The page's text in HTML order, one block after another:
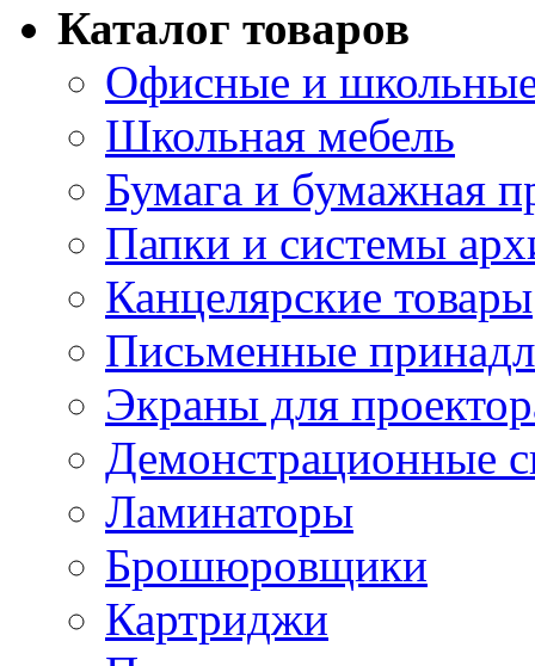
Каталог товаров
Офисные и
Школьная мебель
Бумага и бумажная
Папки и системы
Канцелярские товары
Письменные
Экраны для
Демонстрационные
Ламинаторы
Брошюровщики
Картриджи